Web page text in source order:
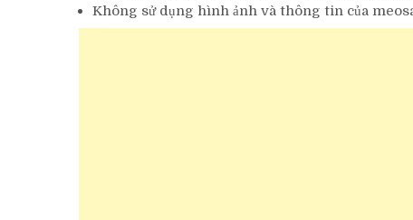
Không sử dụng hình ảnh và thông tin của